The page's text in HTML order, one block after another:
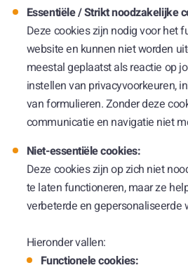
Essentiële / Strikt noodzakelijke
Deze cookies zijn nodig voor het
website en kunnen niet worden
meestal geplaatst als reactie op
instellen van privacyvoorkeuren,
van formulieren. Zonder deze
communicatie en navigatie niet
Niet-essentiële cookies:
Deze cookies zijn op zich niet
te laten functioneren, maar ze
verbeterde en gepersonaliseerde
Hieronder vallen:
Functionele cookies: